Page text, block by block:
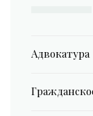
Адвокатура